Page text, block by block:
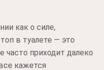
как о силе,
в туалете — это
часто приходит далеко
кажется